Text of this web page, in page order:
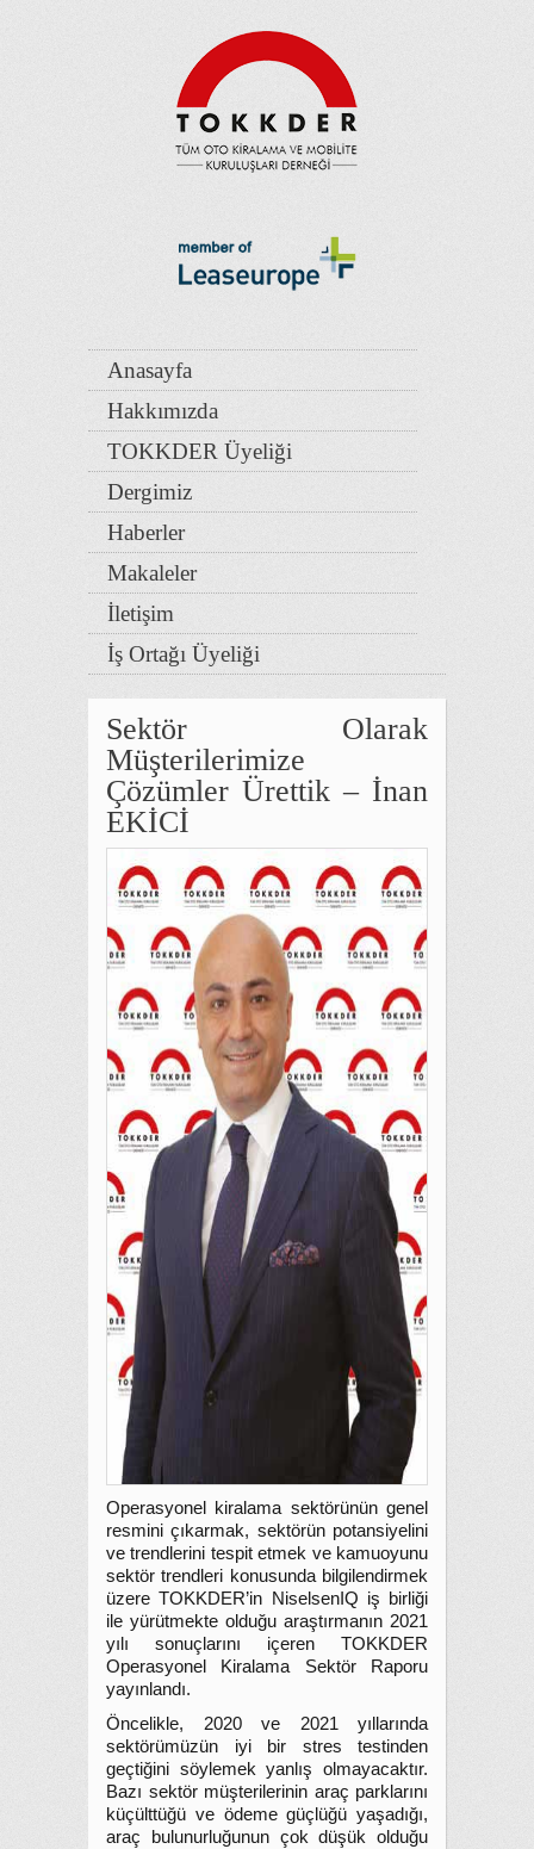
Anasayfa
Hakkımızda
TOKKDER Üyeliği
Dergimiz
Haberler
Makaleler
İletişim
İş Ortağı Üyeliği
Sektör Olarak
Müşterilerimize
Çözümler Ürettik – İnan
EKİCİ
Operasyonel kiralama sektörünün genel
resmini çıkarmak, sektörün potansiyelini
ve trendlerini tespit etmek ve kamuoyunu
sektör trendleri konusunda bilgilendirmek
üzere TOKKDER’in NiselsenIQ iş birliği
ile yürütmekte olduğu araştırmanın 2021
yılı sonuçlarını içeren TOKKDER
Operasyonel Kiralama Sektör Raporu
yayınlandı.
Öncelikle, 2020 ve 2021 yıllarında
sektörümüzün iyi bir stres testinden
geçtiğini söylemek yanlış olmayacaktır.
Bazı sektör müşterilerinin araç parklarını
küçülttüğü ve ödeme güçlüğü yaşadığı,
araç bulunurluğunun çok düşük olduğu